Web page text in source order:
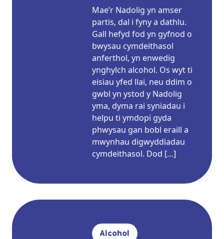
Mae’r Nadolig yn amser
partis, dal i fyny a dathlu.
Gall hefyd fod yn gyfnod o
bwysau cymdeithasol
anferthol, yn enwedig
ynghylch alcohol. Os wyt ti
eisiau yfed llai, neu ddim o
gwbl yn ystod y Nadolig
yma, dyma rai syniadau i
helpu ti ymdopi gyda
phwysau gan bobl eraill a
mwynhau digwyddiadau
cymdeithasol. Dod […]
Alcohol